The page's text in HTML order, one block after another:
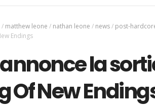
/ matthew leone / nathan leone / news/ post-
Endings
la
Of New